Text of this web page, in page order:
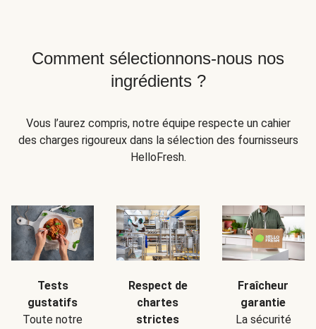
Comment sélectionnons-nous nos
ingrédients ?
Vous l’aurez compris, notre équipe respecte un cahier
des charges rigoureux dans la sélection des fournisseurs
HelloFresh.
Tests
gustatifs
Toute notre
Respect de
chartes
strictes
Fraîcheur
garantie
La sécurité